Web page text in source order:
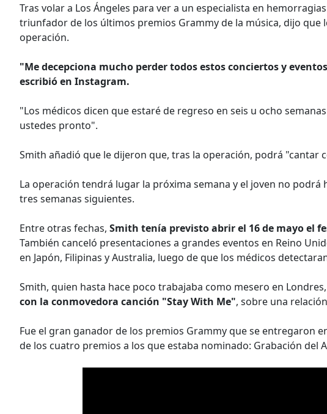
Tras volar a Los Ángeles para ver a un especialista en
triunfador de los últimos premios Grammy de la música, dijo que
operación.
"Me decepciona mucho perder todos estos conciertos y
escribió en Instagram.
"Los médicos dicen que estaré de regreso en seis u ocho
ustedes pronto".
Smith añadió que le dijeron que, tras la operación, podrá "cantar
La operación tendrá lugar la próxima semana y el joven no
tres semanas siguientes.
Entre otras fechas, Smith tenía previsto abrir el 16 de mayo el
También canceló presentaciones a grandes eventos en Reino
en Japón, Filipinas y Australia, luego de que los médicos
Smith, quien hasta hace poco trabajaba como mesero en Londres,
con la conmovedora canción "Stay With Me", sobre una
Fue el gran ganador de los premios Grammy que se entregaron
de los cuatro premios a los que estaba nominado: Grabación del